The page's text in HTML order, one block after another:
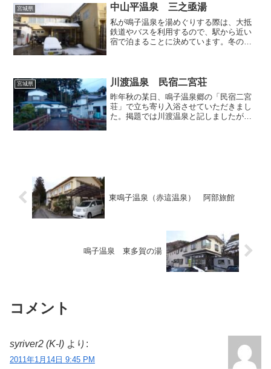
てアメリカの温泉を...
宮城県 中山平温泉 三之亟湯
私が鳴子温泉を湯めぐりする際は、大抵
鉄道やバスを利用するので、駅から近い
宿で泊まることに決めています。冬の某
目の前に位置する、まさに...
宮城県 川渡温泉 民宿二宮荘
昨年秋の某日、鳴子温泉郷の「民宿二宮
荘」で立ち寄り入浴させていただきまし
た。掲題では川渡温泉と記しましたが、
東鳴子温泉（赤這温泉） 阿部旅館
鳴子温泉 東多賀の湯
コメント
syriver2 (K-I) より:
2011年1月14日 9:45 PM